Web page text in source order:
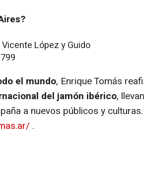
López y Guido
el mundo, Enrique Tomás
del jamón ibérico,
a nuevos públicos y
.